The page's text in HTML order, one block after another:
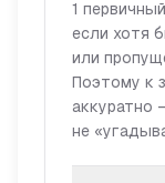
1
если хотя
или
Поэтому к
аккуратно
не